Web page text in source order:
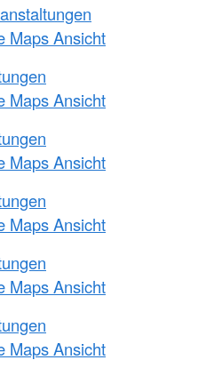
Maps Ansicht
Maps Ansicht
Maps Ansicht
Maps Ansicht
Maps Ansicht
Maps Ansicht